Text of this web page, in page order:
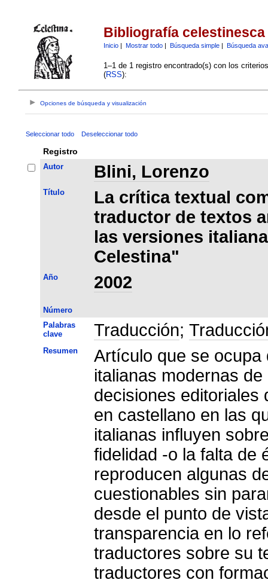
Bibliografía celestinesca
Inicio| Mostrar todo| Búsqueda simple| Búsqueda
1–1 de 1 registro encontrado(s) con los
(RSS):
Opciones de búsqueda y visualización
Seleccionar todo Deseleccionar todo
Registro
Autor Blini, Lorenzo
Título
La crítica textual
traductor de textos
las versiones
Celestina"
Año 2002
Número
Palabras
clave
Traducción;
Resumen
Artículo que se
italianas modernas de
decisiones editoriales
en castellano en las
italianas influyen
fidelidad -o la falta de
reproducen algunas
cuestionables sin
desde el punto de
transparencia en lo
traductores sobre su
traductores con